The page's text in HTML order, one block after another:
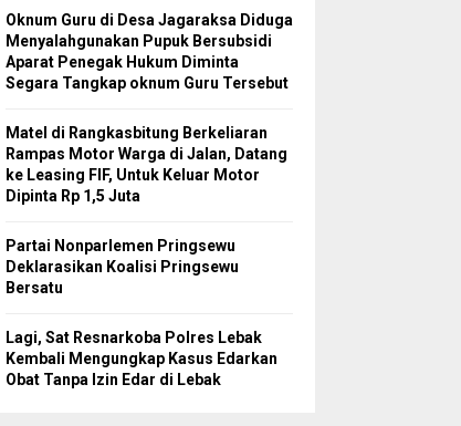
Oknum Guru di Desa Jagaraksa Diduga
Menyalahgunakan Pupuk Bersubsidi
Aparat Penegak Hukum Diminta
Segara Tangkap oknum Guru Tersebut
Matel di Rangkasbitung Berkeliaran
Rampas Motor Warga di Jalan, Datang
ke Leasing FIF, Untuk Keluar Motor
Dipinta Rp 1,5 Juta
Partai Nonparlemen Pringsewu
Deklarasikan Koalisi Pringsewu
Bersatu
Lagi, Sat Resnarkoba Polres Lebak
Kembali Mengungkap Kasus Edarkan
Obat Tanpa Izin Edar di Lebak